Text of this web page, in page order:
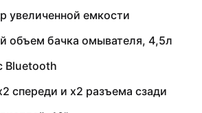
увеличенной емкости
объем бачка омывателя, 4,5л
Bluetooth
спереди и x2 разъема сзади